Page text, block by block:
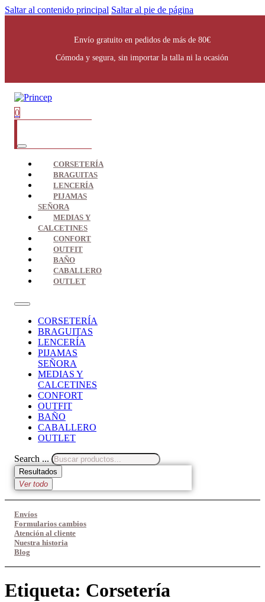
Saltar al contenido principal Saltar al pie de página
Envío gratuito en pedidos de más de 80€
Cómoda y segura, sin importar la talla ni la ocasión
0
CORSETERÍA
BRAGUITAS
LENCERÍA
PIJAMAS
SEÑORA
MEDIAS Y
CALCETINES
CONFORT
OUTFIT
BAÑO
CABALLERO
OUTLET
CORSETERÍA
BRAGUITAS
LENCERÍA
PIJAMAS
SEÑORA
MEDIAS Y
CALCETINES
CONFORT
OUTFIT
BAÑO
CABALLERO
OUTLET
Search ...
Resultados
Ver todo
Envíos
Formularios cambios
Atención al cliente
Nuestra historia
Blog
Etiqueta: Corsetería